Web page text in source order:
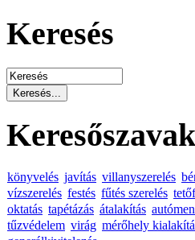
Keresés
Keresőszavak
könyvelés javítás villanyszerelés
vízszerelés festés fűtés szerelés
oktatás tapétázás átalakítás
tűzvédelem virág mérőhely